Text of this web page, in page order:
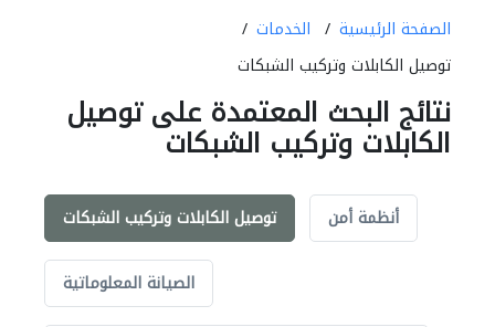
الصفحة الرئيسية
الخدمات
توصيل الكابلات وتركيب الشبكات
نتائج البحث المعتمدة على توصيل
الكابلات وتركيب الشبكات
توصيل الكابلات وتركيب الشبكات أنظمة أمن
الصيانة المعلوماتية